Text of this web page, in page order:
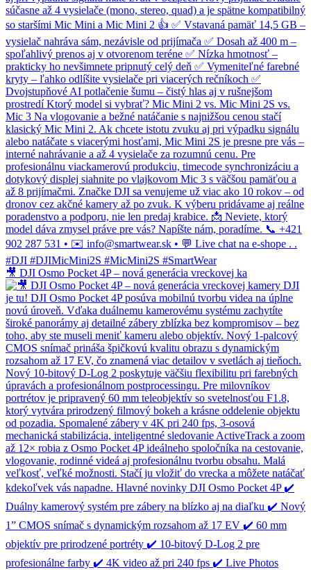
🎥 DJI Osmo Pocket 4P – nová generácia vreckovej ka